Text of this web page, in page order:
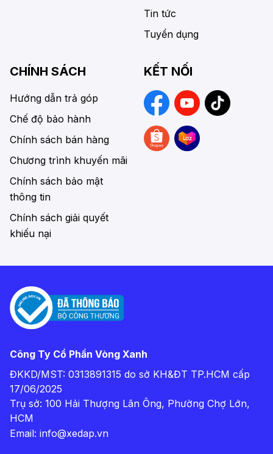
Tin tức
Tuyển dụng
CHÍNH SÁCH
Hướng dẫn trả góp
Chế độ bảo hành
Chính sách bán hàng
Chương trình khuyến mãi
Chính sách bảo mật
thông tin
Chính sách giải quyết
khiếu nại
KẾT NỐI
Công Ty Cổ Phần Vòng Xanh
ĐKKD/MST: 0313891315 do sở KH&ĐT TP.HCM cấp
17/06/2025
Trụ sở: 100 Hải Thượng Lãn Ông, Phường Chợ Lớn,
HCM
Email: info@xedap.vn